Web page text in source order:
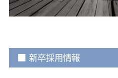
新卒採用情報